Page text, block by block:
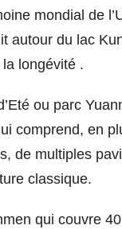
mondial de
autour du lac
longévité .
ou parc
comprend, en
de multiples
classique.
qui couvre